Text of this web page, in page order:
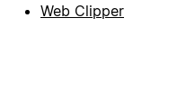
Web Clipper